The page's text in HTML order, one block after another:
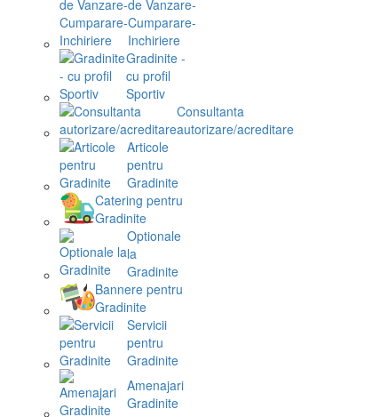
de Vanzare-
Cumparare-
Inchiriere
Gradinite -
cu profil
Sportiv
Consultanta
autorizare/acreditare
Articole
pentru
Gradinite
Catering pentru
Gradinite
Optionale
la
Gradinite
Bannere pentru
Gradinite
Servicii
pentru
Gradinite
Amenajari
Gradinite